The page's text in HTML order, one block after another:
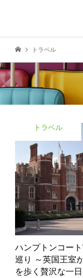
トラベル
トラベル
ハンプトンコー
巡り ～英国王室
を歩く贅沢な一日